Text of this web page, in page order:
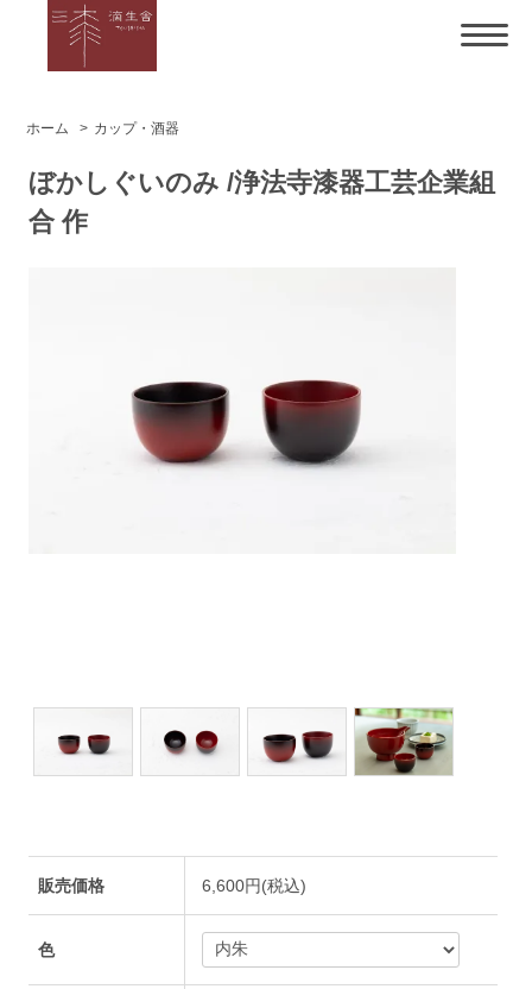
ホーム > カップ・酒器
ぼかしぐいのみ /浄法寺漆器工芸企業組
合 作
販売価格 6,600円(税込)
色